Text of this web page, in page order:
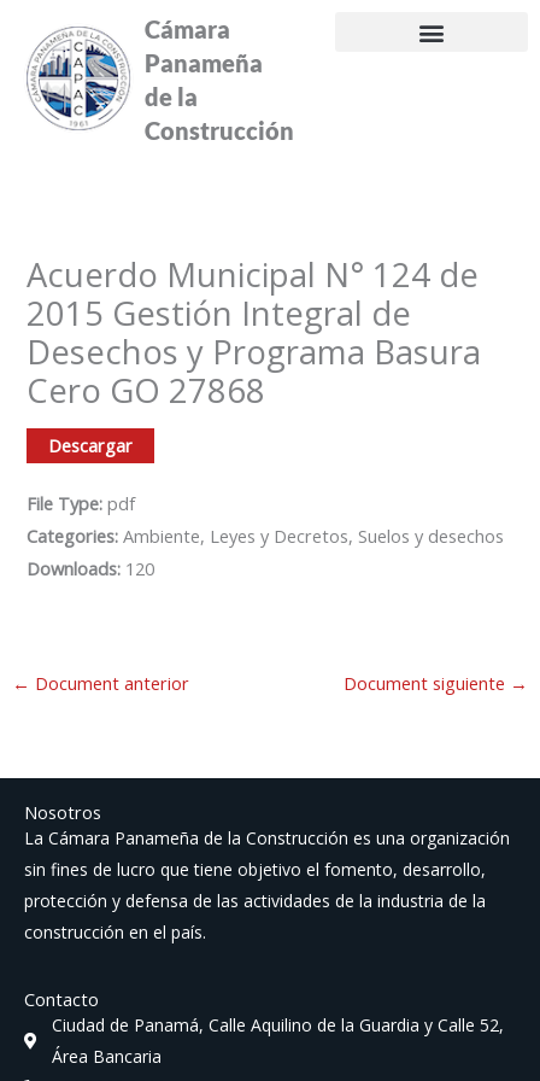
contenido
Cámara
Panameña
de la
Construcción
Acuerdo Municipal N° 124 de
2015 Gestión Integral de
Desechos y Programa Basura
Cero GO 27868
Descargar
File Type:pdf
Categories:Ambiente, Leyes y Decretos, Suelos y desechos
Downloads: 120
← Document anterior Document siguiente →
Nosotros
La Cámara Panameña de la Construcción es una organización
sin fines de lucro que tiene objetivo el fomento, desarrollo,
protección y defensa de las actividades de la industria de la
construcción en el país.
Contacto
Ciudad de Panamá, Calle Aquilino de la Guardia y Calle 52,
Área Bancaria